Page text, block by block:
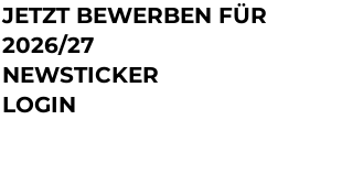
JETZT BEWERBEN FÜR
2026/27
NEWSTICKER
LOGIN